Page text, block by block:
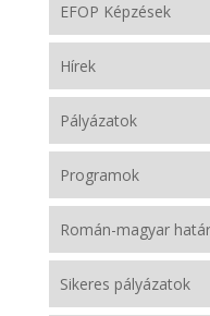
EFOP Képzések
Hírek
Pályázatok
Programok
Román-magyar
Sikeres pályázatok